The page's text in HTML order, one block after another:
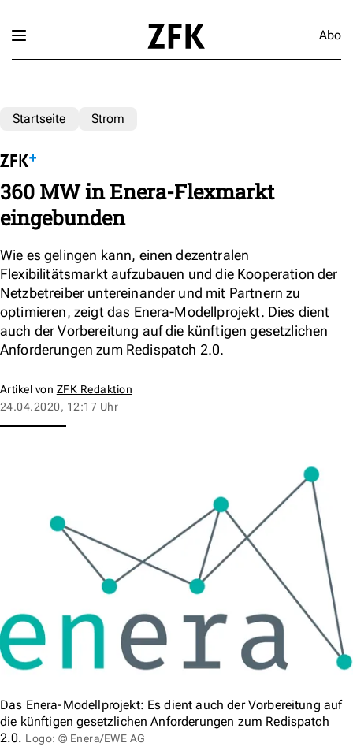
Abo
Startseite Strom
360 MW in Enera-Flexmarkt
eingebunden
Wie es gelingen kann, einen dezentralen
Flexibilitätsmarkt aufzubauen und die Kooperation der
Netzbetreiber untereinander und mit Partnern zu
optimieren, zeigt das Enera-Modellprojekt. Dies dient
auch der Vorbereitung auf die künftigen gesetzlichen
Anforderungen zum Redispatch 2.0.
Artikel von ZFK Redaktion
24.04.2020, 12:17 Uhr
Das Enera-Modellprojekt: Es dient auch der Vorbereitung auf
die künftigen gesetzlichen Anforderungen zum Redispatch
2.0. Logo: © Enera/EWE AG